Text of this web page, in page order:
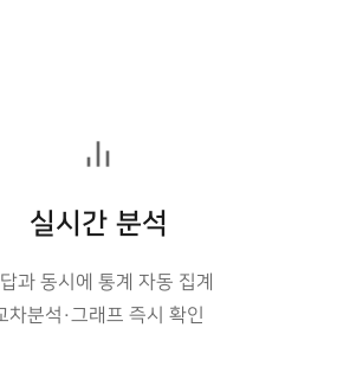
실시간 분석
과 동시에 통계 자동 집계
차분석·그래프 즉시 확인